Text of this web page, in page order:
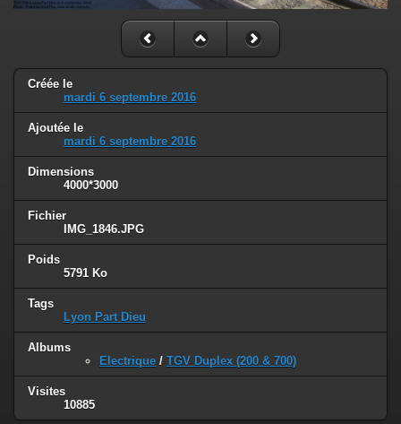
Créée le
mardi 6 septembre 2016
Ajoutée le
mardi 6 septembre 2016
Dimensions
4000*3000
Fichier
IMG_1846.JPG
Poids
5791 Ko
Tags
Lyon Part Dieu
Albums
Electrique / TGV Duplex (200 & 700)
Visites
10885